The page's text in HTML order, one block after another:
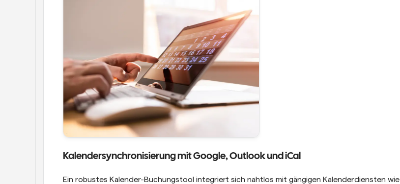
Kalendersynchronisierung mit Google, Outlook und iCal
Ein robustes Kalender-Buchungstool integriert sich nahtlos mit gängigen Kalenderdiensten wie